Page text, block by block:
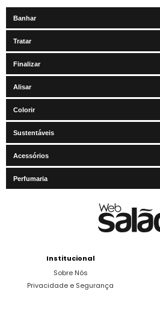
Banhar
Tratar
Finalizar
Alisar
Colorir
Sustentáveis
Acessórios
Perfumaria
Institucional
Sobre Nós
Privacidade e Segurança